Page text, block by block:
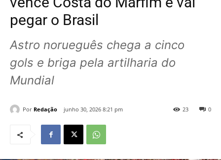
pegar o Brasil
Astro norueguês chega a cinco
gols e briga pela artilharia do
Mundial
Por Redação junho 30, 2026 8:21 pm 0
23